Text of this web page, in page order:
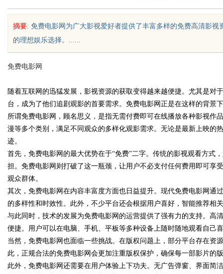
uz
!
摘要: 免费电影网为广大影视爱好者提供了丰富多样的免费高清影
的理想娱乐选择。......
免费电影网
随着互联网的迅猛发展，影视资源的获取变得越来越便捷。尤其是对
台，成为了他们追剧观影的首要需求。免费电影网正是在这样的背景
所谓免费电影网，顾名思义，是指无需付费即可在线播放各种影视作
漫等多个类别，满足不同观众的多样化观影需求。无论是最新上映的
迹。
首先，免费电影网的最大优势在于“免费”二字。传统的影视观看方式
担。免费电影网则打破了这一瓶颈，让用户不必支付任何费用即可享
观众群体。
其次，免费电影网在内容丰富度方面也日益提升。现代免费电影网通
的多样性和时效性。此外，不少平台还会根据用户喜好，智能推荐相
与此同时，技术的发展为免费电影网的运营提供了强有力的支持。高
便捷。用户可以在电脑、手机、平板等多种设备上随时随地观看自己
当然，免费电影网也面临一些挑战。在版权问题上，部分平台存在资
此，正规合法的免费电影网会更加注重版权保护，确保每一部影片的
此外，免费电影网还需要在用户体验上下功夫。无广告弹窗、界面简
现代企业提升竞争